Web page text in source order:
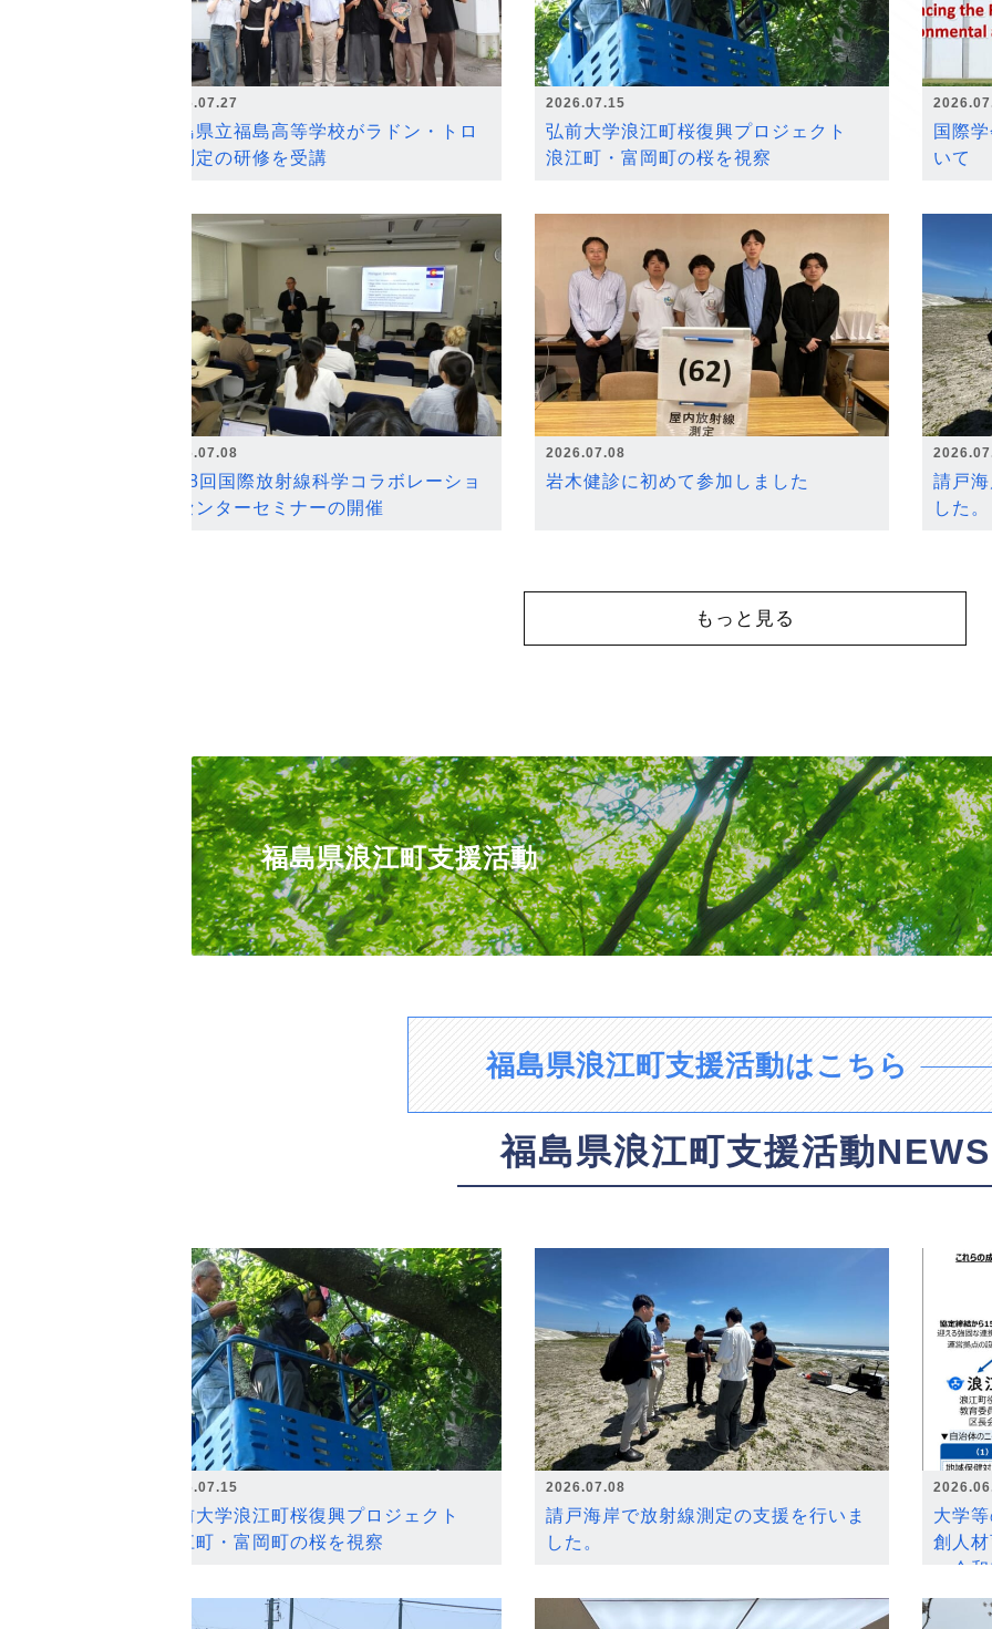
2026.07.27
福島県立福島高等学校がラドン・トロ
ン測定の研修を受講
2026.07.15
弘前大学浪江町桜復興プロジェクト
浪江町・富岡町の桜を視察
国際
いて
2026.07.08
第18回国際放射線科学コラボレーショ
ンセンターセミナーの開催
2026.07.08
岩木健診に初めて参加しました
請戸
した。
もっと見る
福島県浪江町支援活動
福島県浪江町支援活動はこちら
福島県浪江町支援活動NEWS
2026.07.15
弘前大学浪江町桜復興プロジェクト
浪江町・富岡町の桜を視察
2026.07.08
請戸海岸で放射線測定の支援を行いま
した。
大学
創人
～令